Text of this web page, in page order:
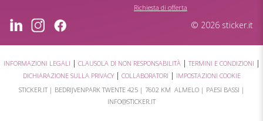
Richiesta di offerta
© 2026 sticker.it
INFORMAZIONI LEGALI | CLAUSOLA DI NON RESPONSABILITÀ|TERMINI E CONDIZIONI |
DICHIARAZIONE SULLA PRIVACY| COLLABORATORI | IMPOSTAZIONI COOKIE
STICKER.IT | BEDRIJVENPARK TWENTE 425| 7602 KM ALMELO| PAESI BASSI |
INFO@STICKER.IT